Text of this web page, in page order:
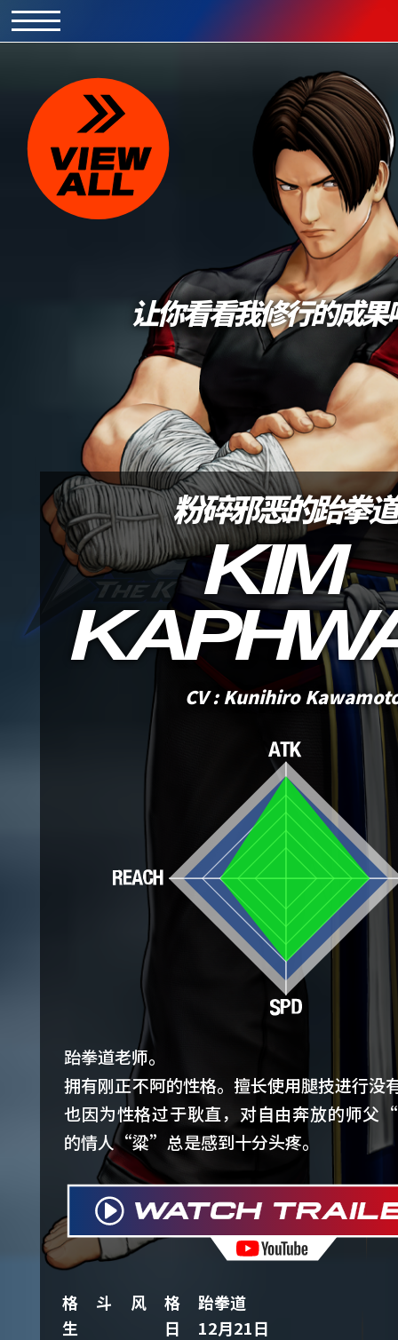
让你看看我修行的成果
粉碎邪恶的跆拳道
KIM
CV : Kunihiro
跆拳道老师。
拥有刚正不阿的性格。擅长使用腿技进行没
也因为性格过于耿直，对自由奔放的师
的情人“粱”总是感到十分头疼。
格斗风格
跆拳道
生日
12月21日